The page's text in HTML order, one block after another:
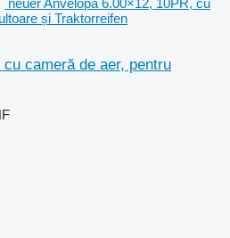
și Traktorreifen
cameră de aer, pentru